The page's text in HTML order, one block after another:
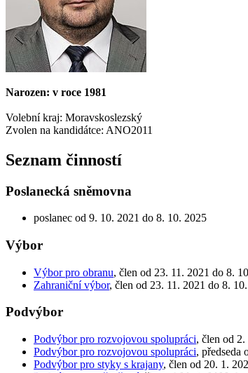
Narozen: v roce 1981
Volební kraj: Moravskoslezský
Zvolen na kandidátce: ANO2011
Seznam činností
Poslanecká sněmovna
poslanec od 9. 10. 2021 do 8. 10. 2025
Výbor
Výbor pro obranu, člen od 23. 11. 2021 do 8.
Zahraniční výbor, člen od 23. 11. 2021 do 8.
Podvýbor
Podvýbor pro rozvojovou spolupráci, člen od
Podvýbor pro rozvojovou spolupráci, předseda
Podvýbor pro styky s krajany, člen od 20. 1.